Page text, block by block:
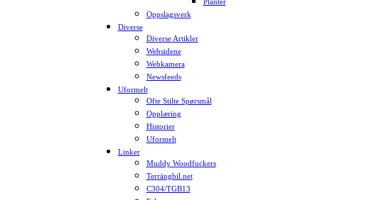
Planter
Oppslagsverk
Diverse
Diverse Artikler
Websidene
Webkamera
Newsfeeds
Uformelt
Ofte Stilte Spørsmål
Opplæring
Historier
Uformelt
Linker
Muddy Woodfuckers
Terrängbil.net
C304/TGB13